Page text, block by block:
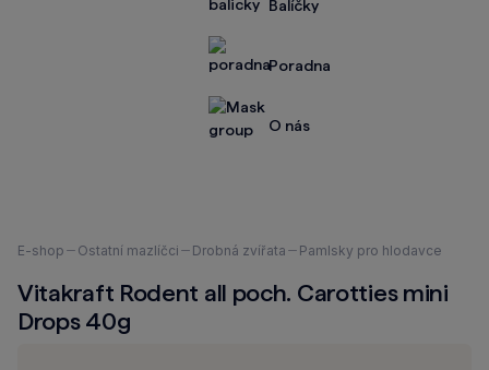
Balíčky
Poradna
O nás
Nacházíte
zde:
E-shop Ostatní mazlíčci Drobná zvířata Pamlsky pro hlodavce
Vitakraft Rodent all poch. Carotties mini
Drops 40g